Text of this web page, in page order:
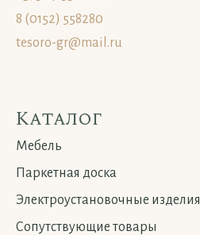
8 (0152) 558280
tesoro-gr@mail.ru
Каталог
Мебель
Паркетная доска
Электроустановочные изделия
Сопутствующие товары